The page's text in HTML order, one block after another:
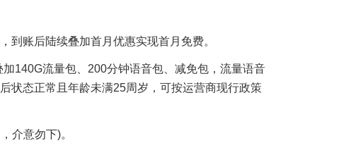
到账后陆续叠加首月优惠实现首月免费。
140G流量包、200分钟语音包、减免包，流量语音
状态正常且年龄未满25周岁，可按运营商现行政策
介意勿下)。